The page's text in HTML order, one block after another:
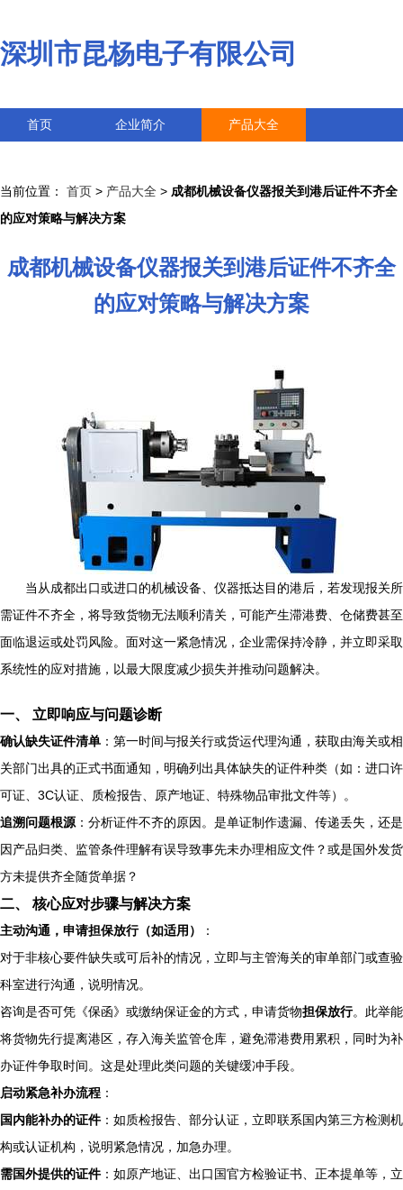
深圳市昆杨电子有限公司
首页 企业简介 产品大全
当前位置： 首页 > 产品大全 > 成都机械设备仪器报关到港后证件不齐全
的应对策略与解决方案
成都机械设备仪器报关到港后证件不齐全
的应对策略与解决方案
当从成都出口或进口的机械设备、仪器抵达目的港后，若发现报关所
需证件不齐全，将导致货物无法顺利清关，可能产生滞港费、仓储费甚至
面临退运或处罚风险。面对这一紧急情况，企业需保持冷静，并立即采取
系统性的应对措施，以最大限度减少损失并推动问题解决。
一、 立即响应与问题诊断
确认缺失证件清单 ：第一时间与报关行或货运代理沟通，获取由海关或相
关部门出具的正式书面通知，明确列出具体缺失的证件种类（如：进口许
可证、3C认证、质检报告、原产地证、特殊物品审批文件等）。
追溯问题根源 ：分析证件不齐的原因。是单证制作遗漏、传递丢失，还是
因产品归类、监管条件理解有误导致事先未办理相应文件？或是国外发货
方未提供齐全随货单据？
二、 核心应对步骤与解决方案
主动沟通，申请担保放行（如适用）
：
对于非核心要件缺失或可后补的情况，立即与主管海关的审单部门或查验
科室进行沟通，说明情况。
咨询是否可凭《保函》或缴纳保证金的方式，申请货物担保放行。此举能
将货物先行提离港区，存入海关监管仓库，避免滞港费用累积，同时为补
办证件争取时间。这是处理此类问题的关键缓冲手段。
启动紧急补办流程 ：
国内能补办的证件：如质检报告、部分认证，立即联系国内第三方检测机
构或认证机构，说明紧急情况，加急办理。
需国外提供的证件：如原产地证、出口国官方检验证书、正本提单等，立